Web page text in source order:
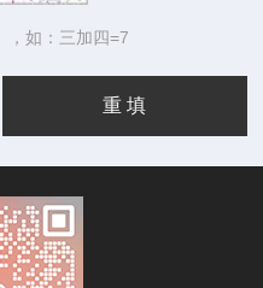
，如：三加四=7